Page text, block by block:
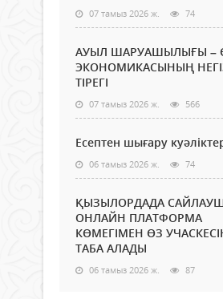
07 тамыз 2026 ж. 74
АУЫЛ ШАРУАШЫЛЫҒЫ –
ЭКОНОМИКАСЫНЫҢ
ТІРЕГІ
07 тамыз 2026 ж. 566
Есептен шығару
06 тамыз 2026 ж. 74
ҚЫЗЫЛОРДАДА
ОНЛАЙН ПЛАТФОРМА
КӨМЕГІМЕН ӨЗ
ТАБА АЛАДЫ
06 тамыз 2026 ж. 87